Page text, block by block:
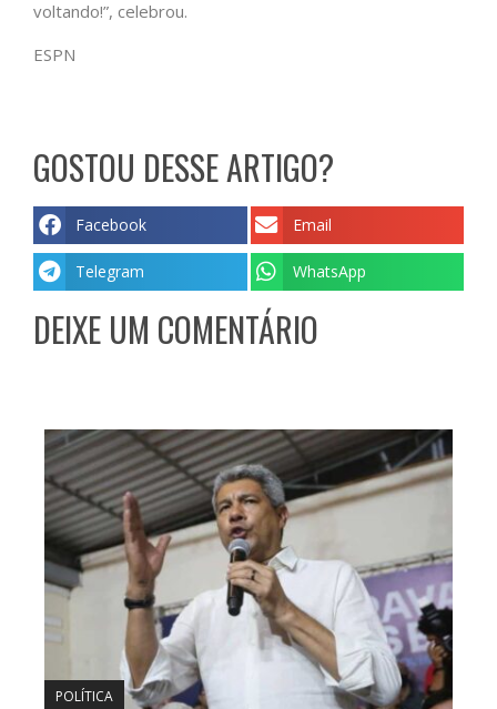
voltando!”, celebrou.
ESPN
GOSTOU DESSE ARTIGO?
Facebook Email
Telegram WhatsApp
DEIXE UM COMENTÁRIO
POLÍTICA